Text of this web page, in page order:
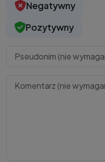
Negatywny
Pozytywny